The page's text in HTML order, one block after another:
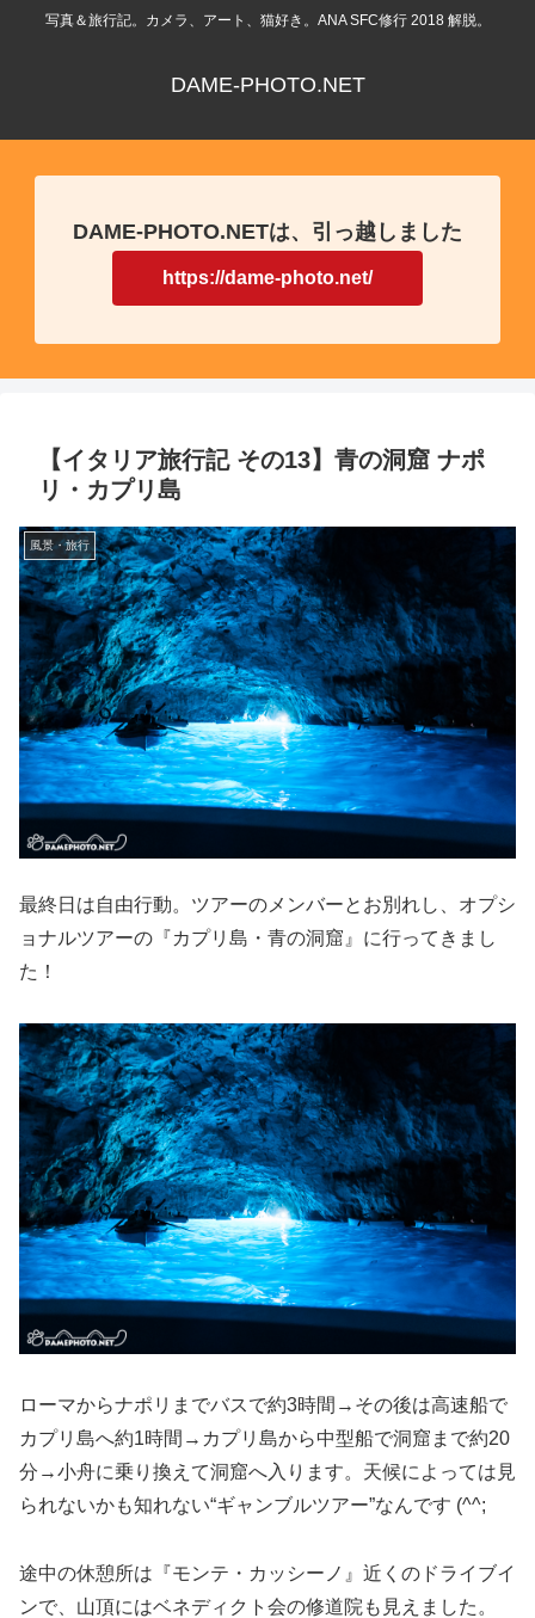
写真＆旅行記。カメラ、アート、猫好き。ANA SFC修行 2018 解脱。
DAME-PHOTO.NET
DAME-PHOTO.NETは、引っ越しました
https://dame-photo.net/
【イタリア旅行記 その13】青の洞窟 ナポ
リ・カプリ島
風景・旅行
最終日は自由行動。ツアーのメンバーとお別れし、オプシ
ョナルツアーの『カプリ島・青の洞窟』に行ってきまし
た！
ローマからナポリまでバスで約3時間→その後は高速船で
カプリ島へ約1時間→カプリ島から中型船で洞窟まで約20
分→小舟に乗り換えて洞窟へ入ります。天候によっては見
られないかも知れない“ギャンブルツアー”なんです (^^;
途中の休憩所は『モンテ・カッシーノ』近くのドライブイ
ンで、山頂にはベネディクト会の修道院も見えました。